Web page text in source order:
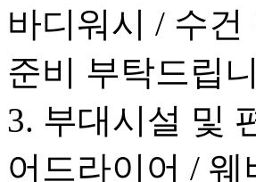
바디워시 / 수
준비 부탁드립
3. 부대시설 및
어드라이어 /